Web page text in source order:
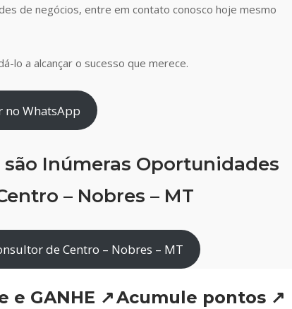
de negócios, entre em contato conosco hoje mesmo
lo a alcançar o sucesso que merece.
no WhatsApp
Inúmeras Oportunidades
– Nobres – MT
de Centro – Nobres – MT
e GANHE ↗Acumule pontos ↗